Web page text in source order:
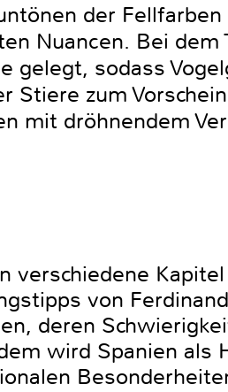
der
Nuancen. Bei
gelegt, sodass
Stiere zum
mit dröhnendem
verschiedene
von
deren
wird Spanien als